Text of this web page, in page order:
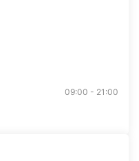
09:00 - 21:00